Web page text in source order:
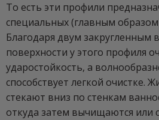
То есть эти профили
специальных (главным образом
Благодаря двум закругленным
поверхности у этого профиля
ударостойкость, а
способствует легкой очистке.
стекают вниз по стенкам
откуда затем вычищаются или